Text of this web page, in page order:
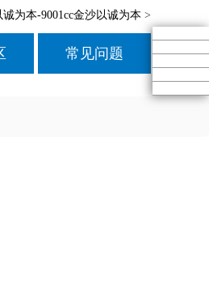
诚为本-9001cc金沙以诚为本 >
常见问题